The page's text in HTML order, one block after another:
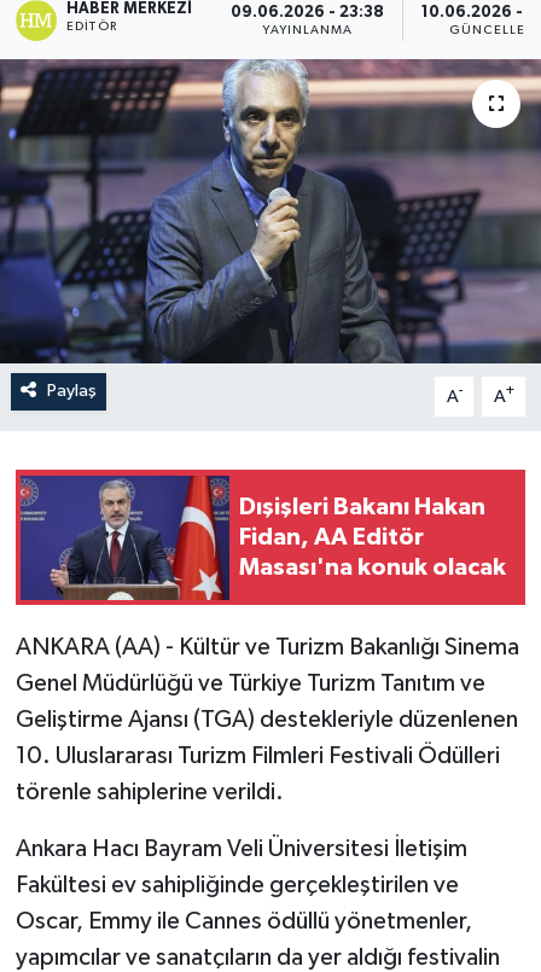
HABER MERKEZI
EDITÖR
09.06.2026 - 23:38
YAYINLANMA
10.06.2026 -
Paylaş A- A+
Dışişleri Bakanı Hakan
Fidan, AA Editör
Masası'na konuk olacak
ANKARA (AA) - Kültür ve Turizm Bakanlığı Sinema
Genel Müdürlüğü ve Türkiye Turizm Tanıtım ve
Geliştirme Ajansı (TGA) destekleriyle düzenlenen
10. Uluslararası Turizm Filmleri Festivali Ödülleri
törenle sahiplerine verildi.
Ankara Hacı Bayram Veli Üniversitesi İletişim
Fakültesi ev sahipliğinde gerçekleştirilen ve
Oscar, Emmy ile Cannes ödüllü yönetmenler,
yapımcılar ve sanatçıların da yer aldığı festivalin